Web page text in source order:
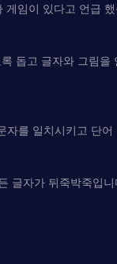
임이 있다고 언급
돕고 글자와 그림
를 일치시키고 단
글자가 뒤죽박죽입니